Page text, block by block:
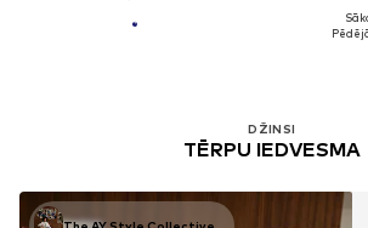
DŽINSI
TĒRPU IEDVESMA